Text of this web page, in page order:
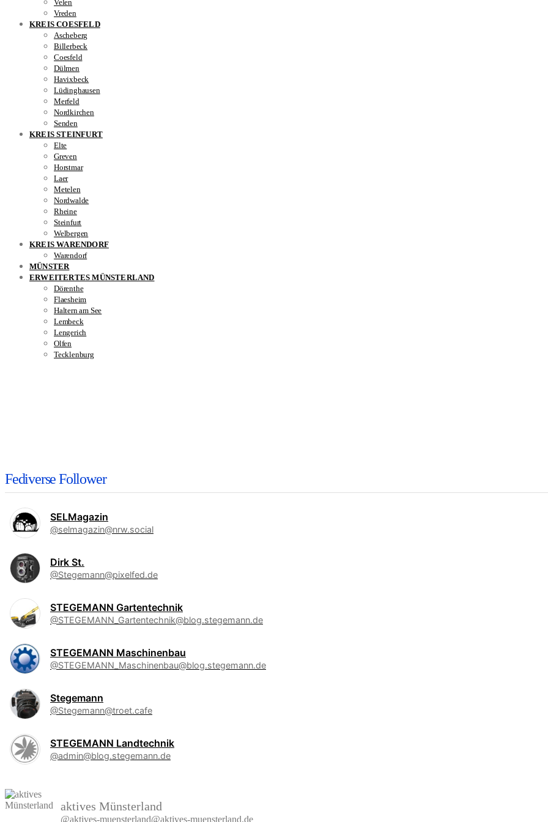
Velen
Vreden
KREIS COESFELD
Ascheberg
Billerbeck
Coesfeld
Dülmen
Havixbeck
Lüdinghausen
Merfeld
Nordkirchen
Senden
KREIS STEINFURT
Elte
Greven
Horstmar
Laer
Metelen
Nordwalde
Rheine
Steinfurt
Welbergen
KREIS WARENDORF
Warendorf
MÜNSTER
ERWEITERTES MÜNSTERLAND
Dörenthe
Flaesheim
Haltern am See
Lembeck
Lengerich
Olfen
Tecklenburg
Fediverse Follower
SELMagazin
@selmagazin@nrw.social
Dirk St.
@Stegemann@pixelfed.de
STEGEMANN Gartentechnik
@STEGEMANN_Gartentechnik@blog.stegemann.de
STEGEMANN Maschinenbau
@STEGEMANN_Maschinenbau@blog.stegemann.de
Stegemann
@Stegemann@troet.cafe
STEGEMANN Landtechnik
@admin@blog.stegemann.de
aktives Münsterland
@aktives-muensterland@aktives-muensterland.de